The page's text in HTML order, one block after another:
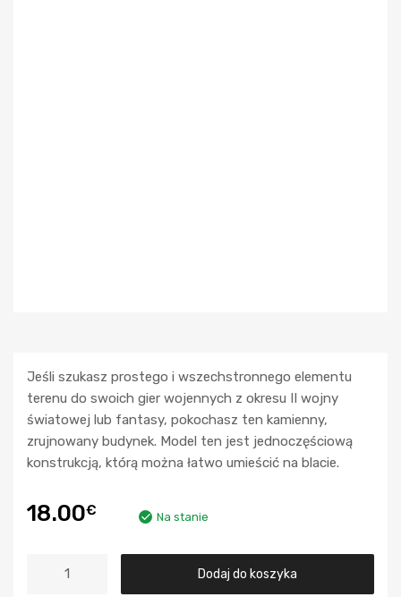
Jeśli szukasz prostego i wszechstronnego elementu
terenu do swoich gier wojennych z okresu II wojny
światowej lub fantasy, pokochasz ten kamienny,
zrujnowany budynek. Model ten jest jednoczęściową
konstrukcją, którą można łatwo umieścić na blacie.
18.00€ Na stanie
Dodaj do koszyka